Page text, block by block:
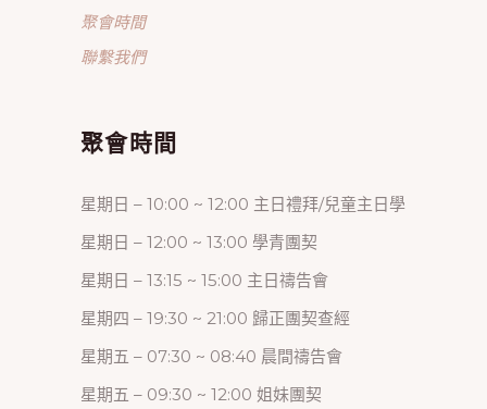
聚會時間
聯繫我們
聚會時間
星期日 – 10:00 ~ 12:00 主日禮拜/兒童主日學
星期日 – 12:00 ~ 13:00 學青團契
星期日 – 13:15 ~ 15:00 主日禱告會
星期四 – 19:30 ~ 21:00 歸正團契查經
星期五 – 07:30 ~ 08:40 晨間禱告會
星期五 – 09:30 ~ 12:00 姐妹團契